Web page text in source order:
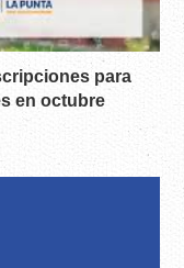
para
en octubre